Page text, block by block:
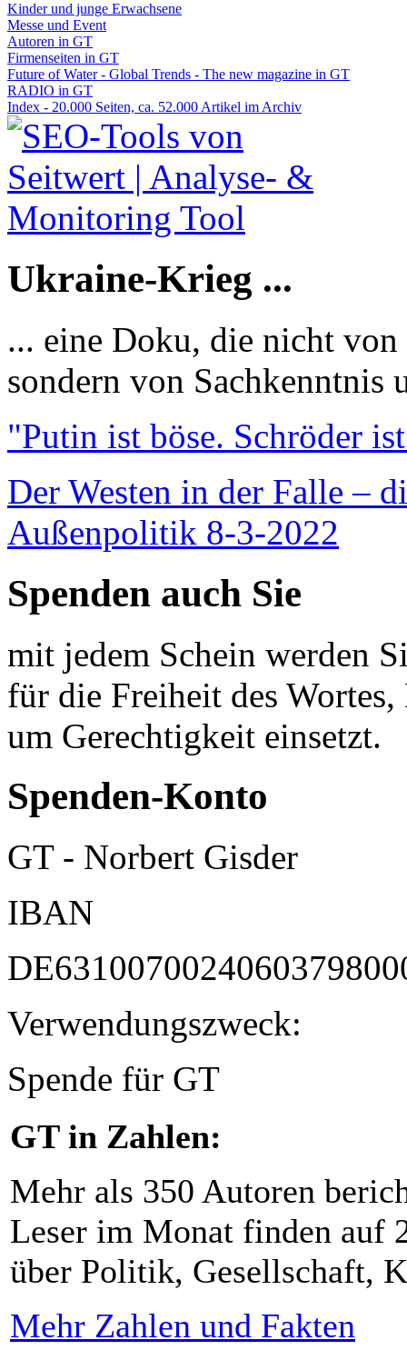
Kinder und junge Erwachsene
Messe und Event
Autoren in GT
Firmenseiten in GT
Future of Water - Global Trends - The new magazine in GT
RADIO in GT
Index - 20.000 Seiten, ca. 52.000 Artikel im Archiv
Ukraine-Krieg ...
... eine Doku, die nicht
sondern von Sachkenntnis
"Putin ist böse. Schröder
Der Westen in der Falle –
Außenpolitik 8-3-2022
Spenden auch Sie
mit jedem Schein werden
für die Freiheit des
um Gerechtigkeit einsetzt.
Spenden-Konto
GT - Norbert Gisder
IBAN
Verwendungszweck:
Spende für GT
GT in Zahlen:
Mehr als 350 Autoren
Leser im Monat finden auf
über Politik, Gesellschaft,
Mehr Zahlen und Fakten